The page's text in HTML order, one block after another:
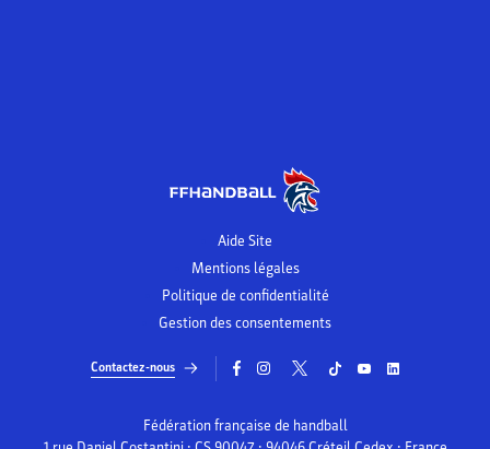
Aide Site
Mentions légales
Politique de confidentialité
Gestion des consentements
Contactez-nous
Fédération française de handball